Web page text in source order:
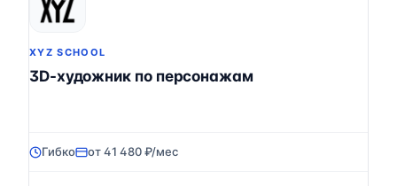
XYZ SCHOOL
3D-художник по персонажам
Гибко от 41 480 ₽/мес